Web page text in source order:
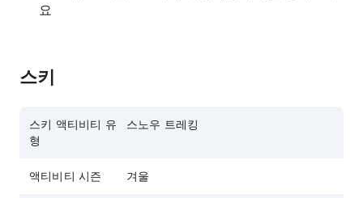
요
스키
스키 액티비티 유
형
스노우 트레킹
액티비티 시즌 겨울